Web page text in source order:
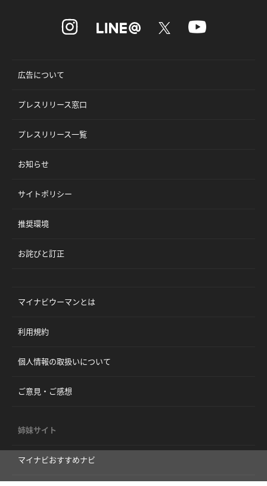
広告について
プレスリリース窓口
プレスリリース一覧
お知らせ
サイトポリシー
推奨環境
お詫びと訂正
マイナビウーマンとは
利用規約
個人情報の取扱いについて
ご意見・ご感想
姉妹サイト
マイナビおすすめナビ